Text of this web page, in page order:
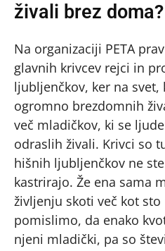
živali brez doma?
Na organizaciji PETA
glavnih krivcev rejci in
ljubljenčkov, ker na svet,
ogromno brezdomnih
več mladičkov, ki se
odraslih živali. Krivci so
hišnih ljubljenčkov ne
kastrirajo. Že ena sama
življenju skoti več kot
pomislimo, da enako
njeni mladički, pa so